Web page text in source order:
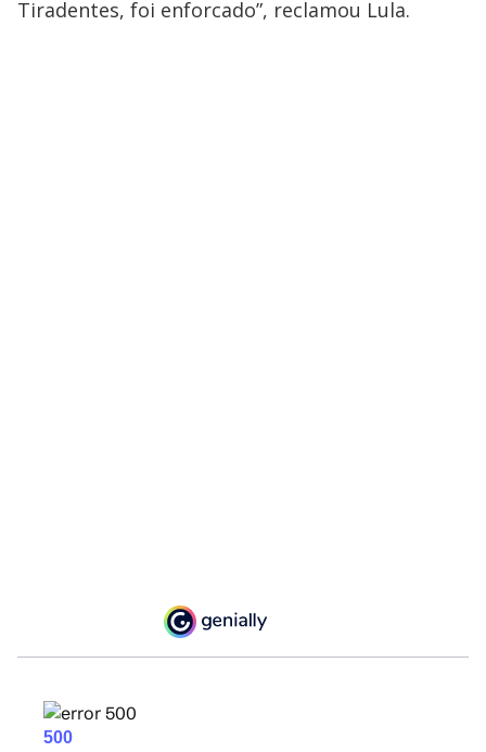
Tiradentes, foi enforcado”, reclamou Lula.